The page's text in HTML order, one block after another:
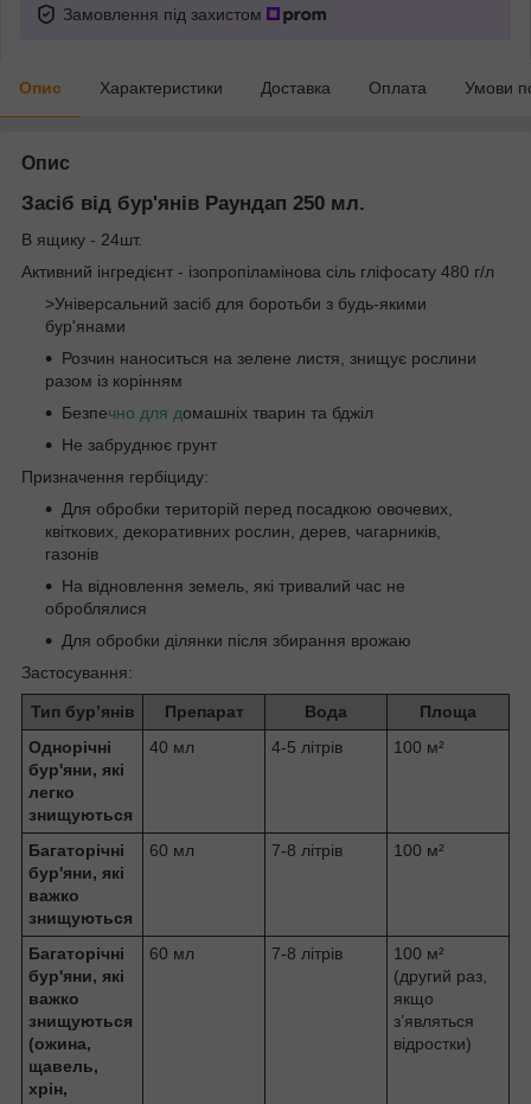
Замовлення під захистом
Опис Характеристики Доставка Оплата Умови
Опис
Засіб від бур'янів Раундап 250 мл.
В ящику - 24шт.
Активний інгредієнт - ізопропіламінова сіль гліфосату 480 г/л
>Універсальний засіб для боротьби з будь-якими
бур'янами
Розчин наноситься на зелене листя, знищує рослини
разом із корінням
Безпечно для домашніх тварин та бджіл
Не забруднює грунт
Призначення гербіциду:
Для обробки територій перед посадкою овочевих,
квіткових, декоративних рослин, дерев, чагарників,
газонів
На відновлення земель, які тривалий час не
оброблялися
Для обробки ділянки після збирання врожаю
Застосування:
Тип бур’янів Препарат Вода
Площа
Однорічні
бур'яни, які
легко
знищуються
40 мл 4-5 літрів 100 м²
Багаторічні
бур'яни, які
важко
знищуються
60 мл 7-8 літрів 100 м²
Багаторічні
бур'яни, які
важко
знищуються
(ожина,
щавель,
хрін,
60 мл 7-8 літрів
100 м²
(другий раз,
якщо
з’являться
відростки)